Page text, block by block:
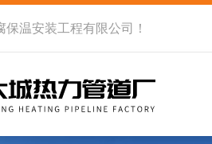
保温安装工程有限公司 ！